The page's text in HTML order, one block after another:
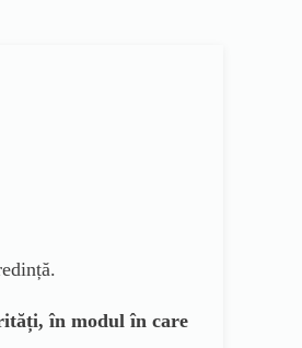
în modul în care